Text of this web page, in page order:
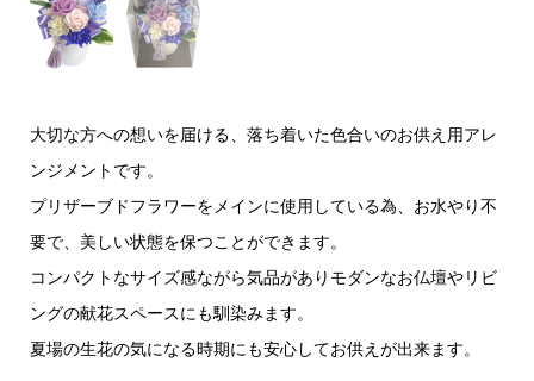
大切な方への想いを届ける、落ち着いた色合いのお供え用アレ
ンジメントです。
プリザーブドフラワーをメインに使用している為、お水やり不
要で、美しい状態を保つことができます。
コンパクトなサイズ感ながら気品がありモダンなお仏壇やリビ
ングの献花スペースにも馴染みます。
夏場の生花の気になる時期にも安心してお供えが出来ます。